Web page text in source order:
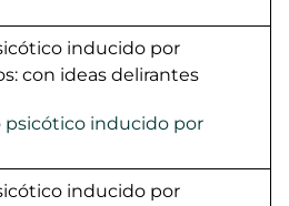
inducido por
con ideas delirantes
inducido por